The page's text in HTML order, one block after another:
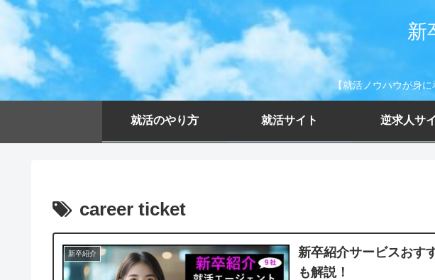
新
【就活ノウハウが身
就活のやり方 就活サイト 逆求人サ
career ticket
新卒紹介
新卒紹介サービスおす
も解説！